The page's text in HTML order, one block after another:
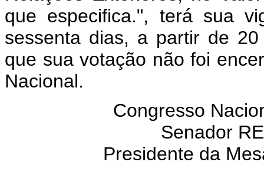
que especifica.", terá sua
sessenta dias, a partir de
que sua votação não foi
Nacional.
Congresso
Senador
Presidente da